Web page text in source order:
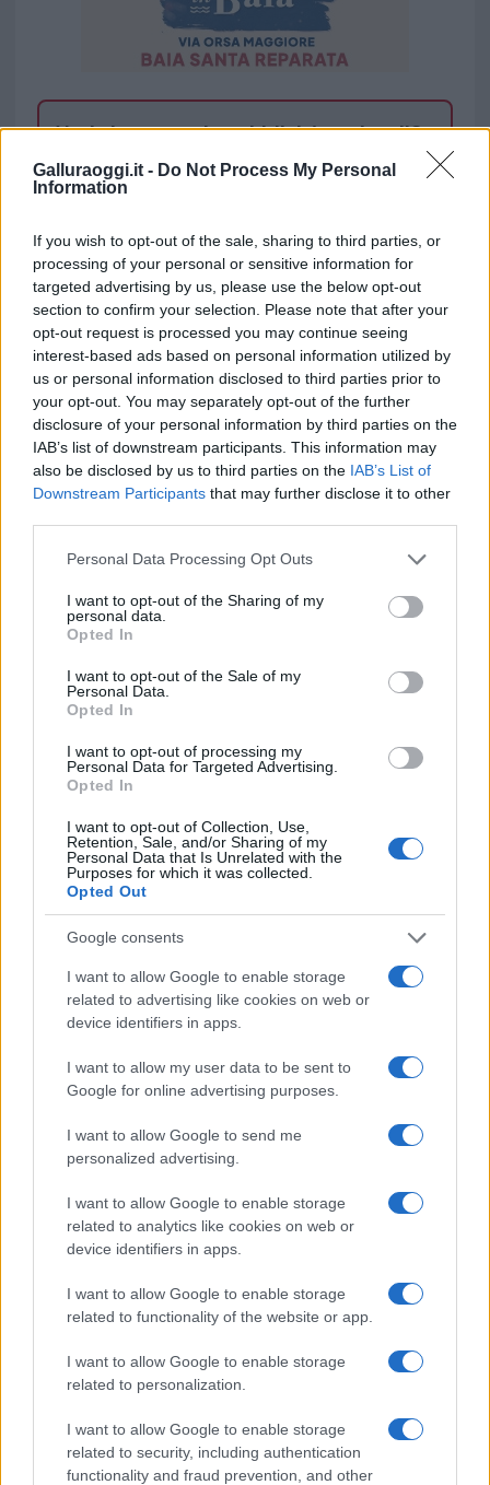
Galluraoggi.it - Do Not Process My Personal
Information
If you wish to opt-out of the sale, sharing to third parties, or
processing of your personal or sensitive information for
targeted advertising by us, please use the below opt-out
section to confirm your selection. Please note that after your
opt-out request is processed you may continue seeing
interest-based ads based on personal information utilized by
us or personal information disclosed to third parties prior to
your opt-out. You may separately opt-out of the further
disclosure of your personal information by third parties on the
IAB’s list of downstream participants. This information may
also be disclosed by us to third parties on the IAB’s List of
Downstream Participants that may further disclose it to other
Please note that this website/app uses one or more Google
not limited to your visit or usage behaviour. You may click to
grant or deny consent to Google and its third-party tags to
use your data for below specified purposes in below Google
consent section.
Personal Data Processing Opt Outs
I want to opt-out of the Sharing of my
personal data.
Opted In
I want to opt-out of the Sale of my
Personal Data.
Opted In
I want to opt-out of processing my
Personal Data for Targeted Advertising.
Opted In
I want to opt-out of Collection, Use,
Retention, Sale, and/or Sharing of my
Personal Data that Is Unrelated with the
Purposes for which it was collected.
Opted Out
Google consents
I want to allow Google to enable storage
related to advertising like cookies on web or
device identifiers in apps.
I want to allow my user data to be sent to
Google for online advertising purposes.
I want to allow Google to send me
personalized advertising.
I want to allow Google to enable storage
related to analytics like cookies on web or
device identifiers in apps.
I want to allow Google to enable storage
related to functionality of the website or app.
I want to allow Google to enable storage
related to personalization.
I want to allow Google to enable storage
related to security, including authentication
functionality and fraud prevention, and other
Vuoi rimuovere le pubblicità nazionali?
Puoi abbonarti a
soli € 1,10 al mese
Sei già abbonato?
Puoi effettuare l'accesso andando nella
sezioneLogindal menù del sito o
cliccandoqui
TEMI: Comune Olbia Discarica Olbia
Notizie in tempo reale?
Entra nel canale telegram di
GalluraOggi.it
Inviaci le tue segnalazioni,
Su WhatsApp al numero +39
345 356 7512
Ricevi le nostre ultime news
Condividi l'articolo
F
a
ce
b
o
o
k
T
w
it
te
r
Pi
n
te
re
st
W
h
at
s
A
p
p
S
h
a
re
Articolo precedente
Michelle Hunziker in Gallura, bella anche dal
vivo: un amico vip svela come fa
Calangianus, dopo le polemiche il centro
accoglienza minori chiude